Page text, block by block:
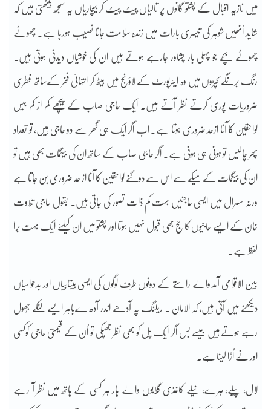
میں نازیہ اقبال کے پشتو گانوں پر تالیاں پیٹ پیٹ کر بیچاریاں یہ سمجھ بیٹھتی ہیں کہ
شاید اُنھیں شوہر کی تیسری بارات میں زندہ سلامت جانا نصیب ہورہا ہے۔ چھوٹے
چھوٹے بچے جو پہلی بار پشاور جارہے ہوتے ہیں ان کی خوشیاں دیدنی ہوتی ہیں۔
رنگ برنگے کپڑوں میں وہ ایئرپورٹ کے لاؤنج میں بیٹھ کر انتہائی فخر کےساتھ فطری
ضروریات پوری کرتے نظر آتے ہیں۔ ایک حاجی صاب کے پیچھے کم از کم بیس
لواحقین کا آنا ازحد ضروری ہوتا ہے۔ اب اگر ایک ہی گھر سے دو حاجی ہیں، تو تعداد
پھر چالیس تو ہونی ہی ہونی ہے۔ اگر حاجی صاب کے ساتھ ان کی بیگمات بھی ہیں تو
ان کی بیگمات کے میکے سے اس سے دوگنے لواحقین کا آنا از حد ضروری بن جاتا ہے
ورنہ سسرال میں ایسی حاجنیں بہت کم ذات تصور کی جاتی ہیں۔ بقول حاجی تلاوت
خان کے ایسے حاجیوں کا حج بھی قبول نہیں ہوتا اور پشتو میں ان کیلئے ایک بہت بُرا
لفظ ہے۔
بین الاقوامی آمد والے راستے کے دونوں طرف لوگوں کی ایسی بیتابیاں اور بدحواسیاں
دیکھنے میں آتی ہیں، کہ الامان ۔ ریلنگ پہ آدھے اندر آدھ ےباہر ایسے لٹکے جُھول
رہے ہوتے ہیں جیسے بس اگر ایک پل کو بھی نظر جھپکی تو اُن کے قیمتی حاجی کوکسی
اور نے اُڑا لینا ہے۔
لال، پیلے، ہرے، نیلے کاغذی گُلابوں والے ہار ہر کسی کے ہاتھ میں نظر آ رہے